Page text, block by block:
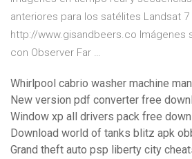
anteriores para los satélites Landsat 7
http://www.gisandbeers.co Imágenes
con Observer Far …
Whirlpool cabrio washer machine
New version pdf converter free
Window xp all drivers pack free
Download world of tanks blitz apk
Grand theft auto psp liberty city